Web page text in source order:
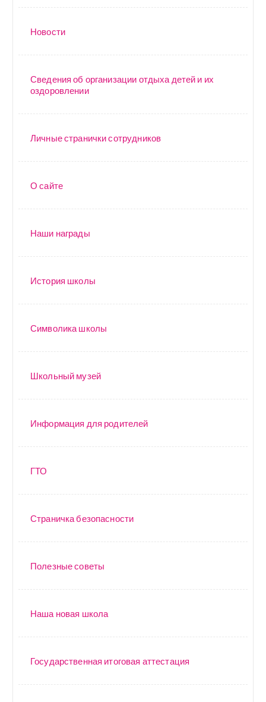
Новости
Сведения об организации отдыха детей и их
оздоровлении
Личные странички сотрудников
О сайте
Наши награды
История школы
Символика школы
Школьный музей
Информация для родителей
ГТО
Страничка безопасности
Полезные советы
Наша новая школа
Государственная итоговая аттестация